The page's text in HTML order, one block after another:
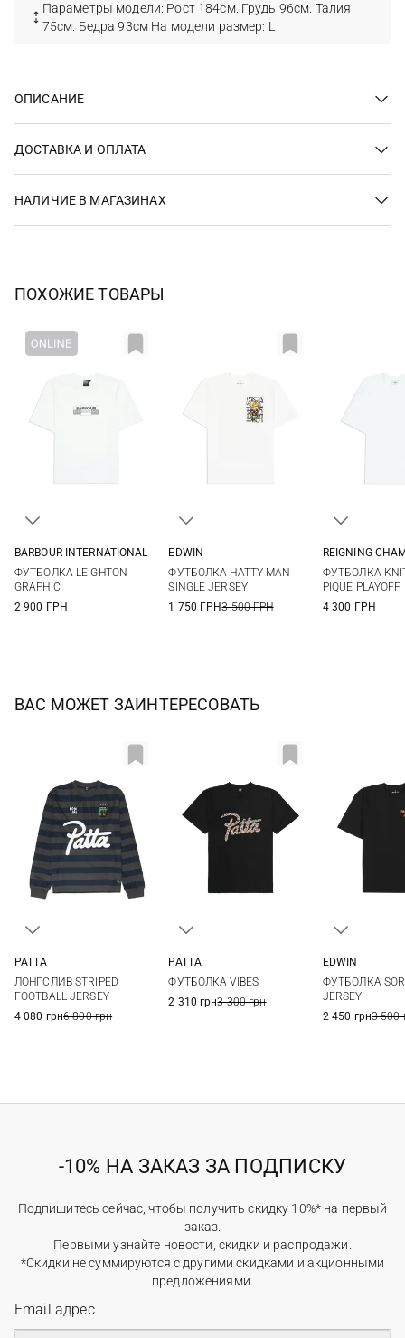
Параметры модели: Рост 184см. Грудь 96см. Талия
75см. Бедра 93см На модели размер: L
ОПИСАНИЕ
ДОСТАВКА И ОПЛАТА
НАЛИЧИЕ В МАГАЗИНАХ
ПОХОЖИЕ ТОВАРЫ
XXL
BARBOUR INTERNATIONAL
ФУТБОЛКА LEIGHTON
GRAPHIC
2 900 ГРН
EDWIN
ФУТБОЛКА HATTY MAN
SINGLE JERSEY
1 750 ГРН3 500 ГРН
XL
REIGNING
ФУТБОЛКА
PIQUE PLAYOFF
4 300 ГРН
ВАС МОЖЕТ ЗАИНТЕРЕСОВАТЬ
PATTA
ЛОНГСЛИВ STRIPED
FOOTBALL JERSEY
4 080 грн6 800 грн
PATTA
ФУТБОЛКА VIBES
2 310 грн3 300 грн
XXL
EDWIN
ФУТБОЛКА
JERSEY
2 450 грн3 500
-10% НА ЗАКАЗ ЗА ПОДПИСКУ
Подпишитесь сейчас, чтобы получить скидку 10%* на первый
заказ.
Первыми узнайте новости, скидки и распродажи.
*Скидки не суммируются с другими скидками и акционными
предложениями.